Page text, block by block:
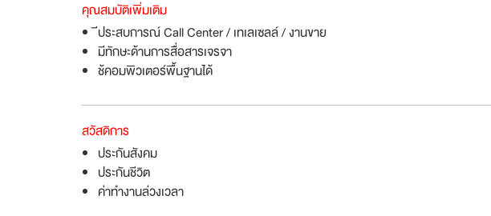
คุณสมบัติเพิ่มเติม
ีประสบการณ์ Call Center / เทเลเซลล์ / งานขาย
มีทักษะด้านการสื่อสารเจรจา
ช้คอมพิวเตอร์พื้นฐานได้
สวัสดิการ
ประกันสังคม
ประกันชีวิต
ค่าทำงานล่วงเวลา